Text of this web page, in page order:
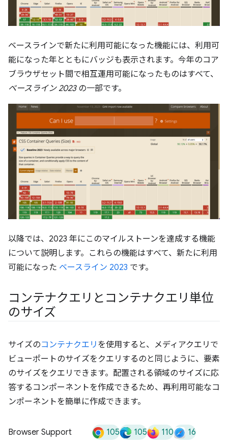
ベースラインで新たに利用可能になった機能には、利用可
能になった年とともにバッジも表示されます。今年のコア
ブラウザセット間で相互運用可能になったものはすべて、
ベースライン 2023の一部です。
以降では、2023 年にこのマイルストーンを達成する機能
について説明します。これらの機能はすべて、新たに利用
可能になった ベースライン 2023 です。
コンテナクエリとコンテナクエリ単位
のサイズ
サイズのコンテナクエリ を使用すると、メディアクエリで
ビューポートのサイズをクエリするのと同じように、要素
のサイズをクエリできます。配置される領域のサイズに応
答するコンポーネントを作成できるため、再利用可能なコ
ンポーネントを簡単に作成できます。
Browser Support 105 105 110 16